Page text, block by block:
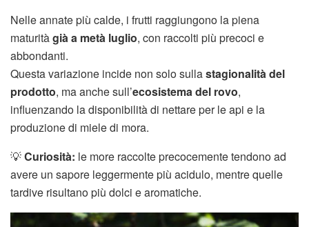
Nelle annate più calde, i frutti raggiungono la piena
maturitàgià a metà luglio, con raccolti più precoci e
abbondanti.
Questa variazione incide non solo sullastagionalità del
prodotto, ma anche sull’ecosistema del rovo,
influenzando la disponibilità di nettare per le api e la
produzione di miele di mora.
💡Curiosità: le more raccolte precocemente tendono ad
avere un sapore leggermente più acidulo, mentre quelle
tardive risultano più dolci e aromatiche.